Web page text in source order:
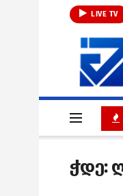
LIVE TV
ჭდე: